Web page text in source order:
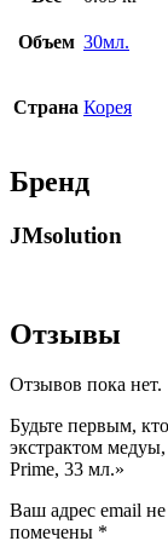
Объем 30мл.
Страна Корея
Бренд
JMsolution
Отзывы
Отзывов пока нет.
Будьте первым,
экстрактом
Prime, 33 мл.»
Ваш адрес email
помечены *